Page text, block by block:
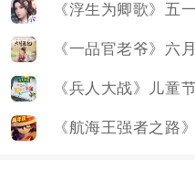
《浮生为卿歌》五
《一品官老爷》六
《兵人大战》儿童
《航海王强者之路